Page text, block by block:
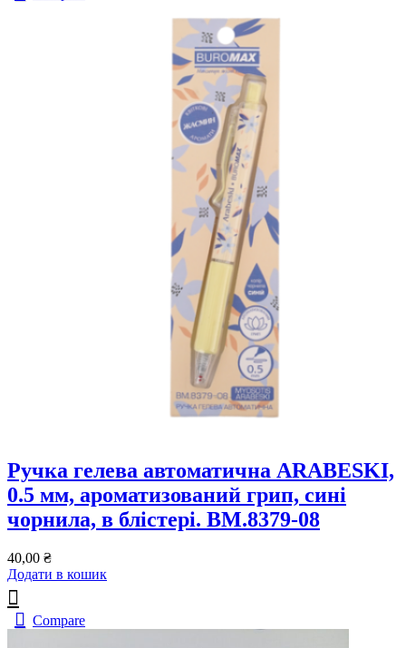
Ручка гелева автоматична ARABESKI,
0.5 мм, ароматизований грип, сині
чорнила, в блістері. BM.8379-08
40,00 ₴
Додати в кошик
Compare